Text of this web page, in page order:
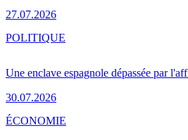
27.07.2026
Une enclave espagnole dépassée par
30.07.2026
POLITIQUE
ÉCONOMIE